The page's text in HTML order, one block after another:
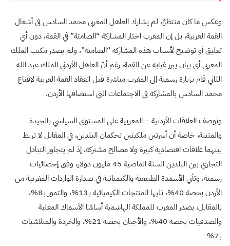
وعكس ما كان منتظرًا، لم يشارك العاهل المغربي محمد السادس في أشغال
القمة العربية، بل إن المغرب اختار المشاركة “الصامتة” في القمة، دون أي
تعليق أو توضيح لأسباب هذه المشاركة “الصامتة”، ولم يصدر مكتب الملك
المغربي أي بيان يبرر غيابه عن القمة، رغم أنّ العاهل الأردني الملك عبد الله
الثاني قام بزيارة رسمية إلى المغرب مباشرة قبل انعقاد القمة العربية لإقناع
محمد السادس بالمشاركة في الاجتماعات التي استضافها الأردن.
وتوصف العلاقات الأردنية – المغربية على المستوى السياسي بالجيدة
والمتينة، خاصة أن أسرتين ملكيتين تحكمان البلدين، في المقابل لا تربط
بينهما علاقات اقتصادية كبيرة ولا مصالح مشتركة، إذ لم يتجاوز التبادل
التجاري بين البلدين السنة الماضية 45 مليون دولار، وفق إحصائيات
رسمية، وتأتي الأسمدة الطبيعية والكيميائية في صدارة الواردات المغربية من
الأردن بحصة 40%، تليها المنتجات الكيميائية بـ13%، والتمور بـ8%،
بالمقابل، يصدر المغرب للمملكة الهاشمية أساسًا الأسماك المعلبة
والصدفيات بحصة 40%، والأجبان بحصة 21%، والخردة والمتلاشيات
بـ7%